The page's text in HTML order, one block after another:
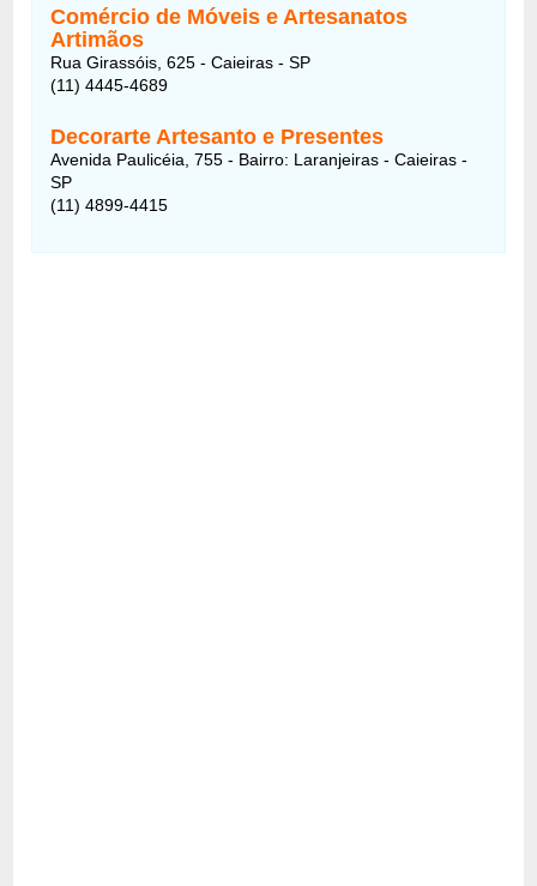
Comércio de Móveis e Artesanatos
Artimãos
Rua Girassóis, 625 - Caieiras - SP
(11) 4445-4689
Decorarte Artesanto e Presentes
Avenida Paulicéia, 755 - Bairro: Laranjeiras - Caieiras -
SP
(11) 4899-4415